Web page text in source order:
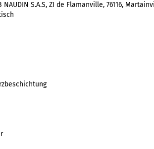
NAUDIN S.A.S, ZI de Flamanville, 76116,